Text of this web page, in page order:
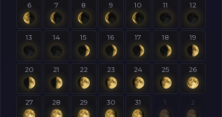
6 7 8 9 10 11 12
13 14 15 16 17 18 19
20 21 22 23 24 25 26
27 28 29 30 31 1 2